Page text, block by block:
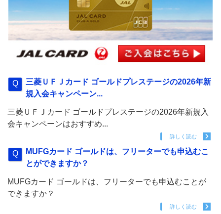
三菱ＵＦＪカード ゴールドプレステージの2026年新
規入会キャンペーン...
三菱ＵＦＪカード ゴールドプレステージの2026年新規入
会キャンペーンはおすすめ...
詳しく読む
MUFGカード ゴールドは、フリーターでも申込むこ
とができますか？
MUFGカード ゴールドは、フリーターでも申込むことが
できますか？
詳しく読む